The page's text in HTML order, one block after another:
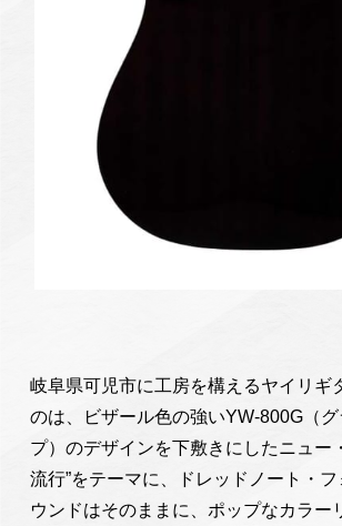
岐阜県可児市に工房を構えるヤイリギ
のは、ビザール色の強いYW-800G（グ
プ）のデザインを下敷きにしたニュー
流行”をテーマに、ドレッドノート・
ウンドはそのままに、ポップなカラー